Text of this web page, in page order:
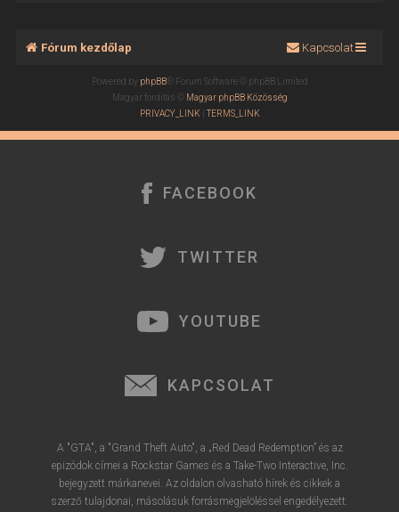
Fórum kezdőlap Kapcsolat
Powered by phpBB® Forum Software © phpBB Limited
Magyar fordítás © Magyar phpBB Közösség
PRIVACY_LINK |TERMS_LINK
FACEBOOK
TWITTER
YOUTUBE
KAPCSOLAT
A "GTA", a "Grand Theft Auto", a „Red Dead Redemption” és az
epizódok címei a Rockstar Games és a Take-Two Interactive, Inc.
bejegyzett márkanevei. Az oldalon olvasható hírek és cikkek a
szerző tulajdonai, másolásuk forrásmegjelöléssel engedélyezett.